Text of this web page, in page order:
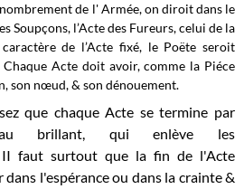
de l' Armée, on diroit dans le
Soupçons, l’Acte des Fureurs, celui de la
caractère de l’Acte fixé, le Poëte seroit
Acte doit avoir, comme la Piéce
son nœud, & son dénouement.
que chaque Acte se termine par
brillant, qui enlève les
II faut surtout que la fin de l'Acte
dans l'espérance ou dans la crainte &